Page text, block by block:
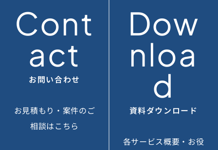
Cont
act
お問い合わせ
お見積もり・案件のご
相談はこちら
Dow
nloa
d
資料ダウンロード
各サービス概要・お役